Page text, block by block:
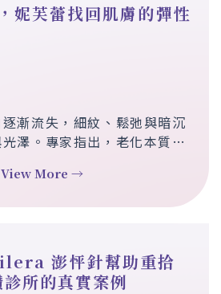
妮芙蕾找回肌膚的彈性
漸流失，細紋、鬆弛與暗沉
澤。專家指出，老化本質就
，結合即時填充與長效修
細紋、恢復彈性，重現自然光
View More →
澎怦針幫助重拾
所的真實案例